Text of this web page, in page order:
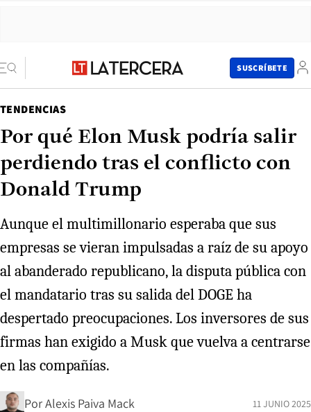
SUSCRÍBETE
TENDENCIAS
Por qué Elon Musk podría salir
perdiendo tras el conflicto con
Donald Trump
Aunque el multimillonario esperaba que sus
empresas se vieran impulsadas a raíz de su apoyo
al abanderado republicano, la disputa pública con
el mandatario tras su salida del DOGE ha
despertado preocupaciones. Los inversores de sus
firmas han exigido a Musk que vuelva a centrarse
en las compañías.
PorAlexis Paiva Mack 11 JUNIO 2025